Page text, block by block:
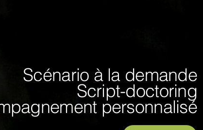
Scénario à la demande
Script-doctoring
personnalisé